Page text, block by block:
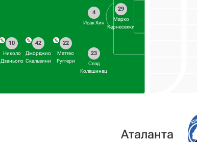
29
Марко
Карнесекки
4
Исак Хин
23
Сеад
Колашинац
22
Маттео
Руггери
42
Джорджио
Скальвини
10
Николо
Дзаньоло
Аталанта